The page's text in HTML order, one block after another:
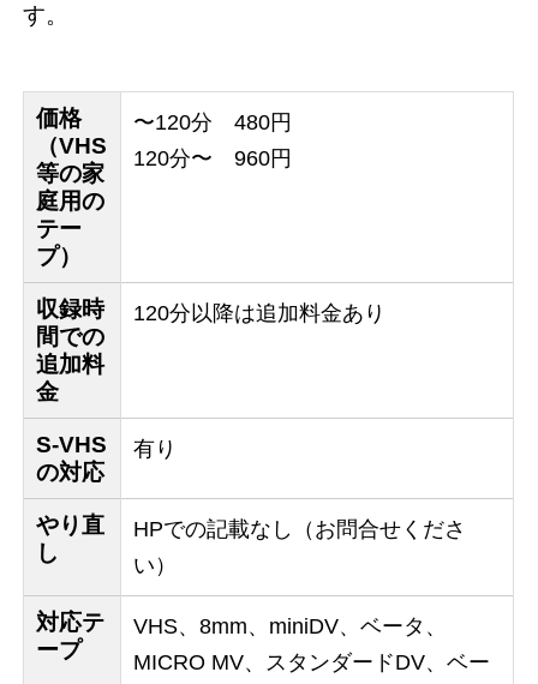
す。
価格
（VHS
等の家
庭用の
テー
プ）
〜120分 480円
120分〜 960円
収録時
間での
追加料
金
120分以降は追加料金あり
S-VHS
の対応
有り
やり直
し
HPでの記載なし（お問合せくださ
い）
対応テ
ープ
VHS、8mm、miniDV、ベータ、
MICRO MV、スタンダードDV、ベー